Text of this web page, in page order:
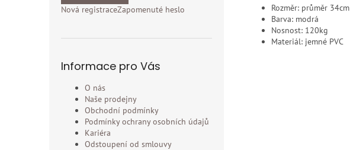
Nová registraceZapomenuté heslo
Informace pro Vás
O nás
Naše prodejny
Obchodní podmínky
Podmínky ochrany osobních údajů
Kariéra
Odstoupení od smlouvy
Rozměr: průměr 34cm
Barva: modrá
Nosnost: 120kg
Materiál: jemné PVC